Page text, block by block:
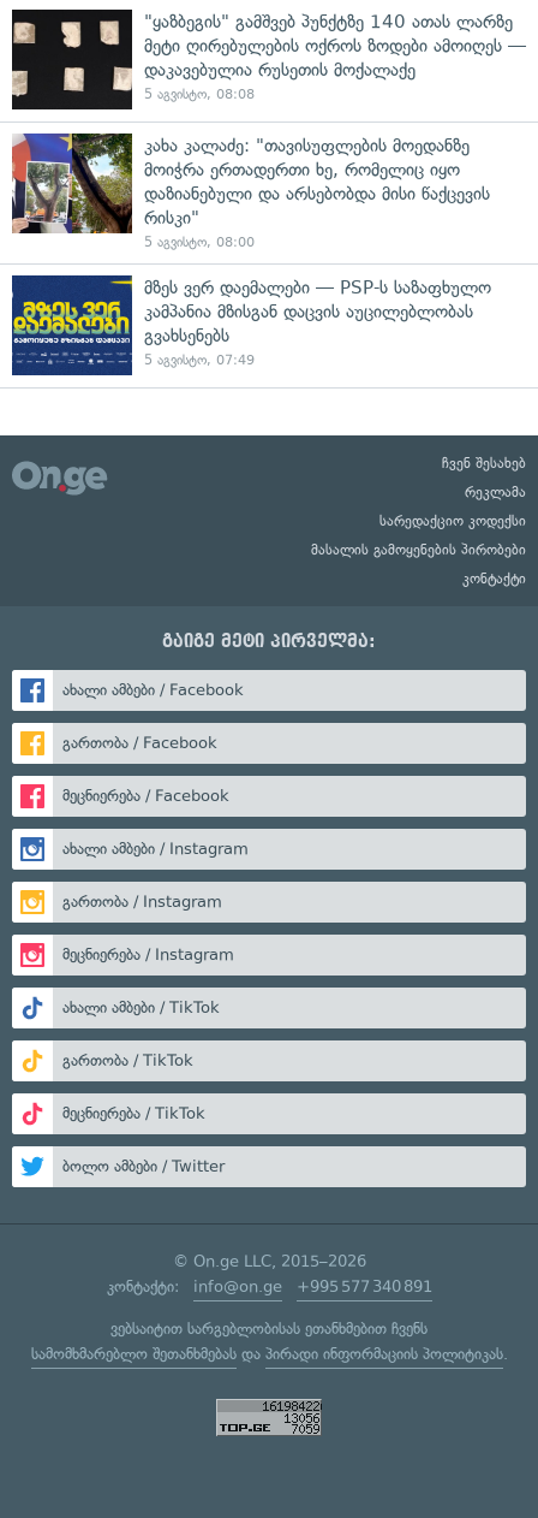
"ყაზბეგის" გამშვებ პუნქტზე 140 ათას ლარზე
მეტი ღირებულების ოქროს ზოდები ამოიღეს —
დაკავებულია რუსეთის მოქალაქე
5 აგვისტო, 08:08
კახა კალაძე: "თავისუფლების მოედანზე
მოიჭრა ერთადერთი ხე, რომელიც იყო
დაზიანებული და არსებობდა მისი წაქცევის
რისკი"
5 აგვისტო, 08:00
მზეს ვერ დაემალები — PSP-ს საზაფხულო
კამპანია მზისგან დაცვის აუცილებლობას
გვახსენებს
5 აგვისტო, 07:49
ჩვენ შესახებ
რეკლამა
სარედაქციო კოდექსი
მასალის გამოყენების პირობები
კონტაქტი
გაიგე მეტი პირველმა:
ახალი ამბები / Facebook
გართობა / Facebook
მეცნიერება / Facebook
ახალი ამბები / Instagram
გართობა / Instagram
მეცნიერება / Instagram
ახალი ამბები / TikTok
გართობა / TikTok
მეცნიერება / TikTok
ბოლო ამბები / Twitter
© On.ge LLC, 2015–2026
კონტაქტი: info@on.ge +995 577 340 891
ვებსაიტით სარგებლობისას ეთანხმებით ჩვენს
სამომხმარებლო შეთანხმებასდა პირადი ინფორმაციის პოლიტიკას.